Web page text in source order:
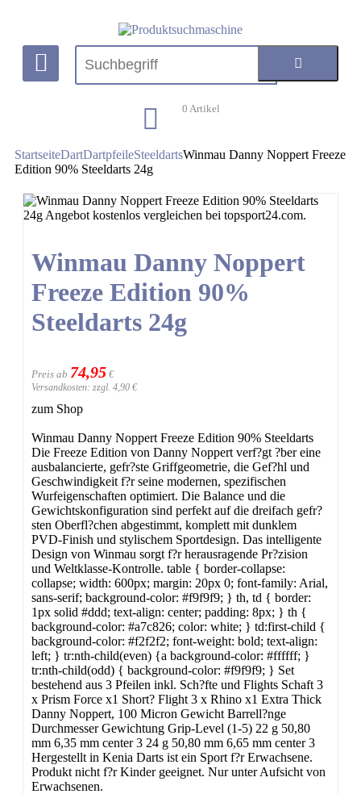
0 Artikel
StartseiteDartDartpfeileSteeldartsWinmau Danny Noppert Freeze
Edition 90% Steeldarts 24g
Winmau Danny Noppert
Freeze Edition 90%
Steeldarts 24g
Preis ab 74,95 €
Versandkosten: zzgl. 4,90 €
zum Shop
Winmau Danny Noppert Freeze Edition 90% Steeldarts
Die Freeze Edition von Danny Noppert verf?gt ?ber eine
ausbalancierte, gefr?ste Griffgeometrie, die Gef?hl und
Geschwindigkeit f?r seine modernen, spezifischen
Wurfeigenschaften optimiert. Die Balance und die
Gewichtskonfiguration sind perfekt auf die dreifach gefr?
sten Oberfl?chen abgestimmt, komplett mit dunklem
PVD-Finish und stylischem Sportdesign. Das intelligente
Design von Winmau sorgt f?r herausragende Pr?zision
und Weltklasse-Kontrolle. table { border-collapse:
collapse; width: 600px; margin: 20px 0; font-family: Arial,
sans-serif; background-color: #f9f9f9; } th, td { border:
1px solid #ddd; text-align: center; padding: 8px; } th {
background-color: #a7c826; color: white; } td:first-child {
background-color: #f2f2f2; font-weight: bold; text-align:
left; } tr:nth-child(even) {a background-color: #ffffff; }
tr:nth-child(odd) { background-color: #f9f9f9; } Set
bestehend aus 3 Pfeilen inkl. Sch?fte und Flights Schaft 3
x Prism Force x1 Short? Flight 3 x Rhino x1 Extra Thick
Danny Noppert, 100 Micron Gewicht Barrell?nge
Durchmesser Gewichtung Grip-Level (1-5) 22 g 50,80
mm 6,35 mm center 3 24 g 50,80 mm 6,65 mm center 3
Hergestellt in Kenia Darts ist ein Sport f?r Erwachsene.
Produkt nicht f?r Kinder geeignet. Nur unter Aufsicht von
Erwachsenen.